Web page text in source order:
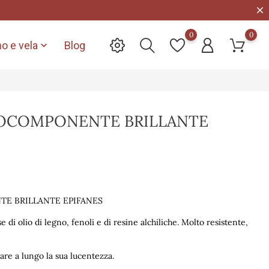
e vela  Blog
0 0
BRILLANTE
BRILLANTE EPIFANES
di olio di legno, fenoli e di resine alchiliche. Molto resistente,
a lungo la sua lucentezza.